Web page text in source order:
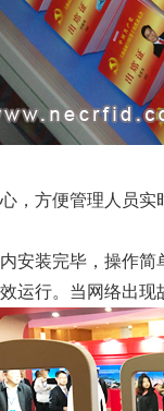
，方便管理人员
安装完毕，操作
运行。当网络出